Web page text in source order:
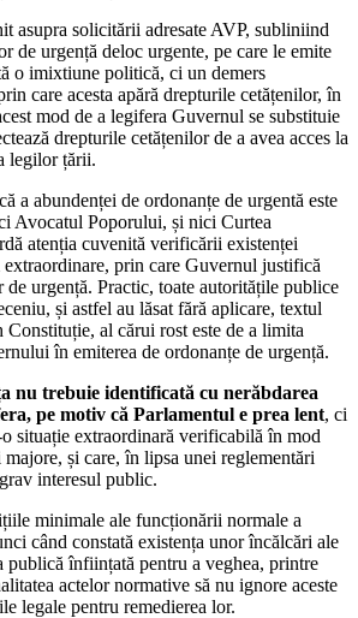
asupra solicitării adresate AVP, subliniind
de urgență deloc urgente, pe care le emite
o imixtiune politică, ci un demers
care acesta apără drepturile cetățenilor, în
mod de a legifera Guvernul se substituie
drepturile cetățenilor de a avea acces la
legilor țării.
a abundenței de ordonanțe de urgentă este
Avocatul Poporului, și nici Curtea
atenția cuvenită verificării existenței
extraordinare, prin care Guvernul justifică
de urgență. Practic, toate autoritățile publice
și astfel au lăsat fără aplicare, textul
al cărui rost este de a limita
în emiterea de ordonanțe de urgență.
nu trebuie identificată cu nerăbdarea
pe motiv că Parlamentul e prea lent, ci
situație extraordinară verificabilă în mod
și care, în lipsa unei reglementări
interesul public.
minimale ale funcționării normale a
când constată existența unor încălcări ale
publică înființată pentru a veghea, printre
actelor normative să nu ignore aceste
legale pentru remedierea lor.